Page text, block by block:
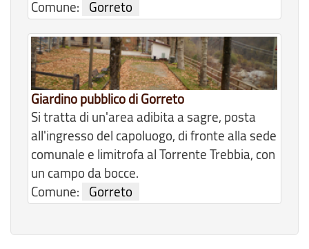
Comune: Gorreto
Giardino pubblico di Gorreto
Si tratta di un'area adibita a sagre, posta
all'ingresso del capoluogo, di fronte alla sede
comunale e limitrofa al Torrente Trebbia, con
un campo da bocce.
Comune:
Gorreto